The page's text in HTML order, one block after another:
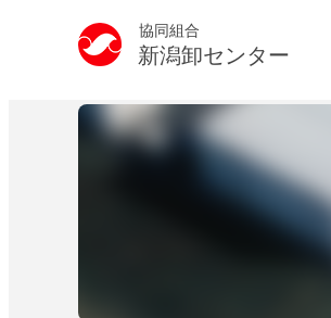
協同組合
新潟卸センター